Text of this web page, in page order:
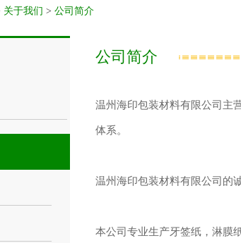
关于我们 > 公司简介
公司简介
温州海印包装材料有限公司主
体系。
温州海印包装材料有限公司的
本公司专业生产牙签纸，淋膜